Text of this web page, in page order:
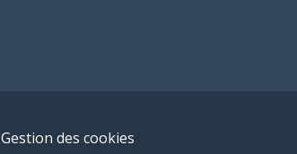
Gestion des cookies